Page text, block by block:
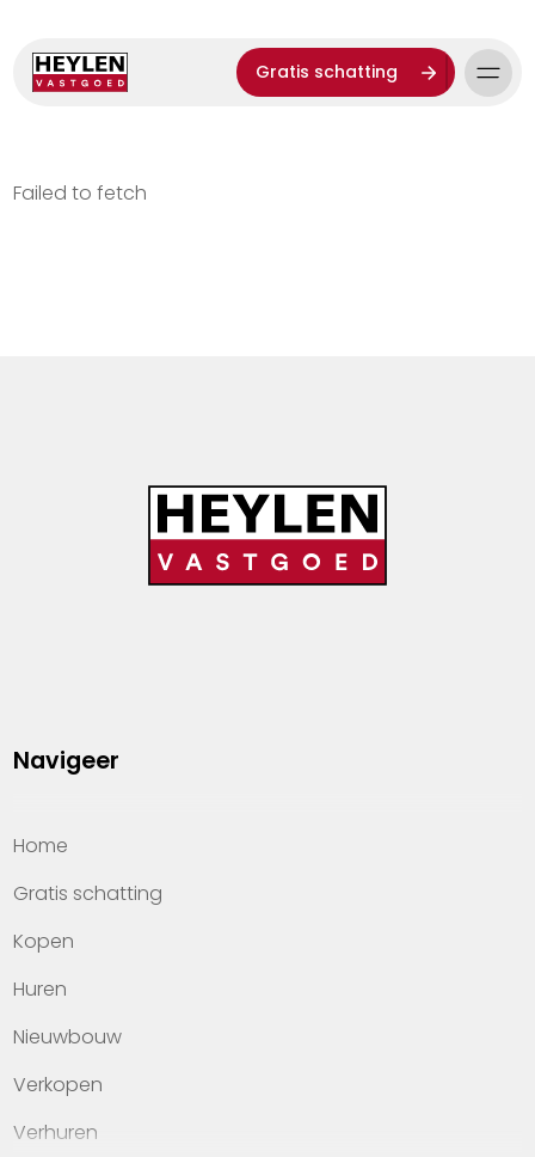
Gratis schatting
Failed to fetch
Navigeer
Home
Gratis schatting
Kopen
Huren
Nieuwbouw
Verkopen
Verhuren